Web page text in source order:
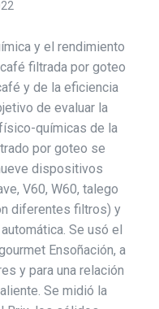
y el rendimiento
filtrada por goteo
y de la eficiencia
de evaluar la
químicas de la
por goteo se
dispositivos
V60, W60, talego
diferentes filtros) y
Se usó el
Ensoñación, a
y para una relación
Se midió la